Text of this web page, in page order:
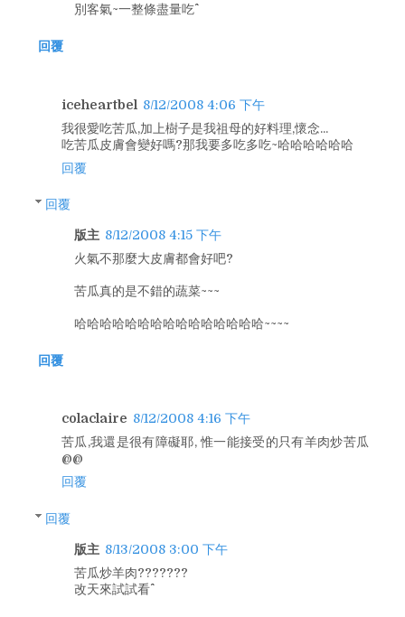
別客氣~一整條盡量吃^^
回覆
iceheartbel 8/12/2008 4:06 下午
我很愛吃苦瓜,加上樹子是我祖母的好料理,懷念...
吃苦瓜皮膚會變好嗎?那我要多吃多吃~哈哈哈哈哈哈
回覆
回覆
版主 8/12/2008 4:15 下午
火氣不那麼大皮膚都會好吧?
苦瓜真的是不錯的蔬菜~~~
哈哈哈哈哈哈哈哈哈哈哈哈哈哈哈~~~~
回覆
colaclaire 8/12/2008 4:16 下午
苦瓜,我還是很有障礙耶, 惟一能接受的只有羊肉炒苦瓜
@@
回覆
回覆
版主 8/13/2008 3:00 下午
苦瓜炒羊肉???????
改天來試試看^^